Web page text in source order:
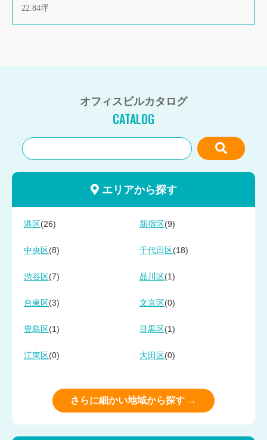
22.84坪
オフィスビルカタログ
CATALOG
エリアから探す
港区 (26) 新宿区 (9)
中央区 (8) 千代田区 (18)
渋谷区 (7) 品川区 (1)
台東区 (3) 文京区 (0)
豊島区 (1) 目黒区 (1)
江東区 (0) 大田区 (0)
さらに細かい地域から探す →